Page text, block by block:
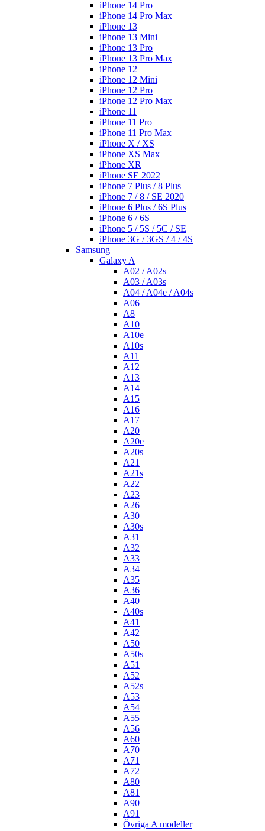
iPhone 14 Pro
iPhone 14 Pro Max
iPhone 13
iPhone 13 Mini
iPhone 13 Pro
iPhone 13 Pro Max
iPhone 12
iPhone 12 Mini
iPhone 12 Pro
iPhone 12 Pro Max
iPhone 11
iPhone 11 Pro
iPhone 11 Pro Max
iPhone X / XS
iPhone XS Max
iPhone XR
iPhone SE 2022
iPhone 7 Plus / 8 Plus
iPhone 7 / 8 / SE 2020
iPhone 6 Plus / 6S Plus
iPhone 6 / 6S
iPhone 5 / 5S / 5C / SE
iPhone 3G / 3GS / 4 / 4S
Samsung
Galaxy A
A02 / A02s
A03 / A03s
A04 / A04e / A04s
A06
A8
A10
A10e
A10s
A11
A12
A13
A14
A15
A16
A17
A20
A20e
A20s
A21
A21s
A22
A23
A26
A30
A30s
A31
A32
A33
A34
A35
A36
A40
A40s
A41
A42
A50
A50s
A51
A52
A52s
A53
A54
A55
A56
A60
A70
A71
A72
A80
A81
A90
A91
Övriga A modeller